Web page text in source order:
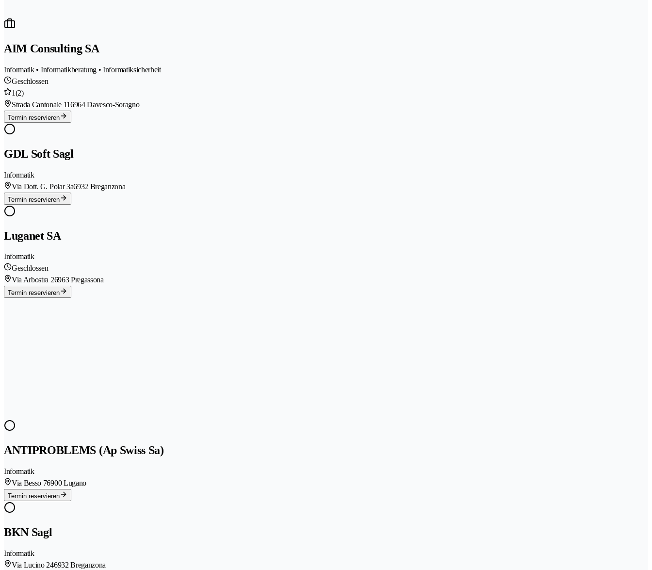
AIM Consulting SA
Informatik • Informatikberatung • Informatiksicherheit
Geschlossen
1(2)
Strada Cantonale 116964 Davesco-Soragno
Termin reservieren
GDL Soft Sagl
Informatik
Via Dott. G. Polar 3a6932 Breganzona
Termin reservieren
Luganet SA
Informatik
Geschlossen
Via Arbostra 26963 Pregassona
Termin reservieren
ANTIPROBLEMS (Ap Swiss Sa)
Informatik
Via Besso 76900 Lugano
Termin reservieren
BKN Sagl
Informatik
Via Lucino 246932 Breganzona